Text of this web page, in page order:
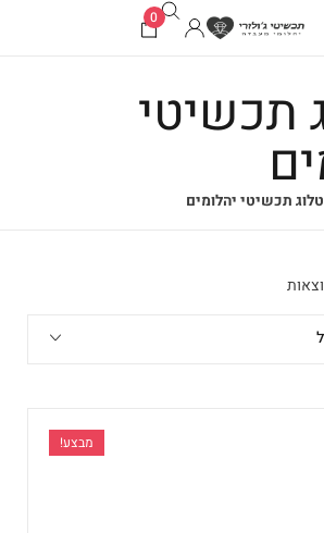
0
תכשיטי
תכשיטי יהלומים
מבצע!